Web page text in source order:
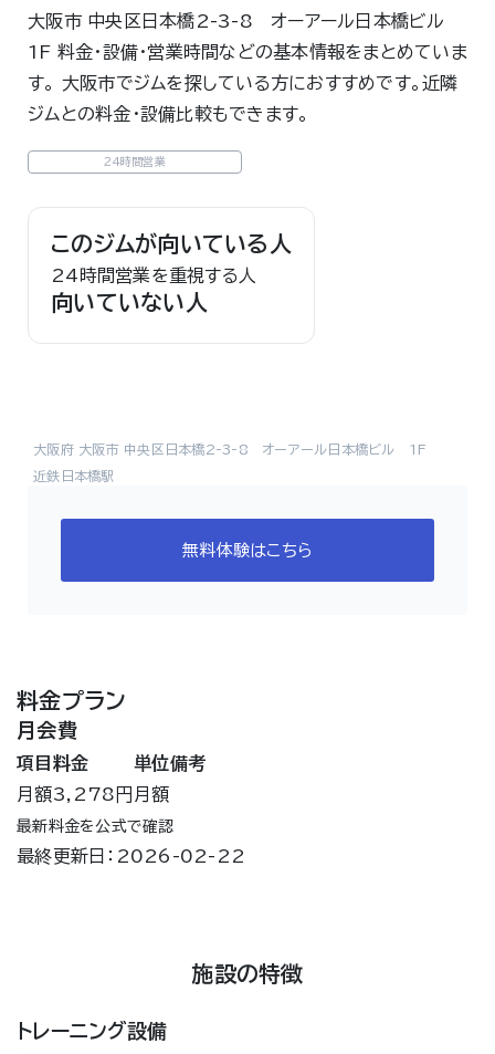
大阪市 中央区日本橋2-3-8 オーアール日本橋ビル
1F 料金・設備・営業時間などの基本情報をまとめていま
す。 大阪市でジムを探している方におすすめです。近隣
ジムとの料金・設備比較もできます。
24時間営業
このジムが向いている人
24時間営業を重視する人
向いていない人
大阪府 大阪市 中央区日本橋2-3-8 オーアール日本橋ビル 1F
近鉄日本橋駅
無料体験はこちら
料金プラン
月会費
項目 料金 単位備考
月額3,278円 月額
最新料金を公式で確認
最終更新日：2026-02-22
施設の特徴
トレーニング設備